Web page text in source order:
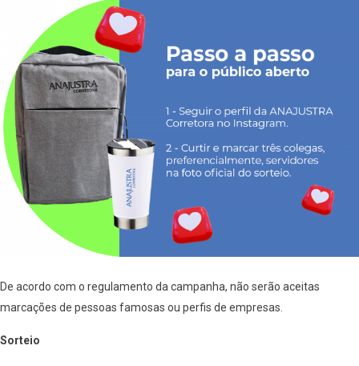
De acordo com o regulamento da campanha, não serão aceitas
marcações de pessoas famosas ou perfis de empresas.
Sorteio